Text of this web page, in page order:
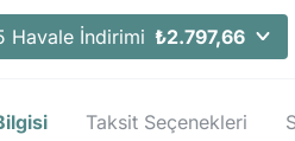
Havale İndirimi ₺2.797,66
Taksit Seçenekleri